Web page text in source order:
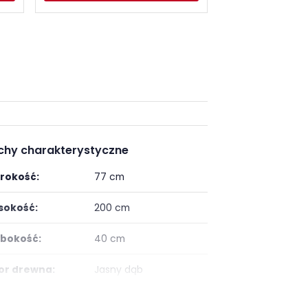
charakterystyczne
77 cm
200 cm
40 cm
drewna: Jasny dąb